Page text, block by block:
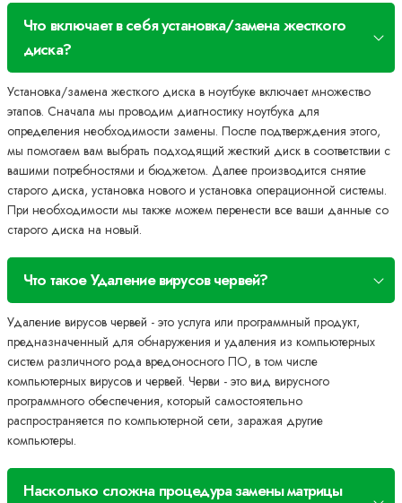
Что включает в себя установка/замена жесткого
диска?
Установка/замена жесткого диска в ноутбуке включает множество
этапов. Сначала мы проводим диагностику ноутбука для
определения необходимости замены. После подтверждения этого,
мы помогаем вам выбрать подходящий жесткий диск в соответствии с
вашими потребностями и бюджетом. Далее производится снятие
старого диска, установка нового и установка операционной системы.
При необходимости мы также можем перенести все ваши данные со
старого диска на новый.
Что такое Удаление вирусов червей?
Удаление вирусов червей - это услуга или программный продукт,
предназначенный для обнаружения и удаления из компьютерных
систем различного рода вредоносного ПО, в том числе
компьютерных вирусов и червей. Черви - это вид вирусного
программного обеспечения, который самостоятельно
распространяется по компьютерной сети, заражая другие
компьютеры.
Насколько сложна процедура замены матрицы